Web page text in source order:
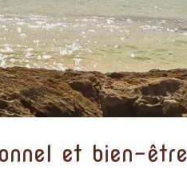
et bien-être